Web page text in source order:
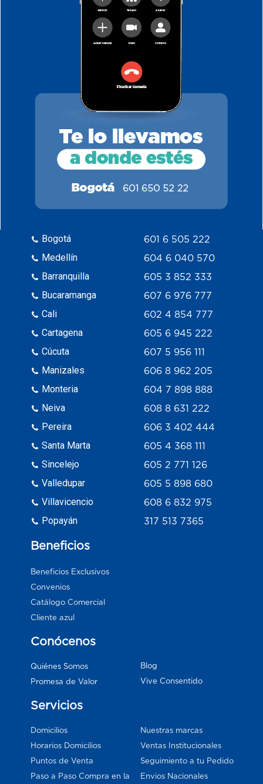
Bogotá
Medellín
Barranquilla
Bucaramanga
Cali
Cartagena
Cúcuta
Manizales
Monteria
Neiva
Pereira
Santa Marta
Sincelejo
Valledupar
Villavicencio
Popayán
601 6 505 222
604 6 040 570
605 3 852 333
607 6 976 777
602 4 854 777
605 6 945 222
607 5 956 111
606 8 962 205
604 7 898 888
608 8 631 222
606 3 402 444
605 4 368 111
605 2 771 126
605 5 898 680
608 6 832 975
317 513 7365
Beneficios
Beneficios Exclusivos
Convenios
Catálogo Comercial
Cliente azul
Conócenos
Quiénes Somos
Promesa de Valor
Blog
Vive Consentido
Servicios
Domicilios
Horarios Domicilios
Puntos de Venta
Paso a Paso Compra en la
Nuestras marcas
Ventas Institucionales
Seguimiento a tu Pedido
Envios Nacionales